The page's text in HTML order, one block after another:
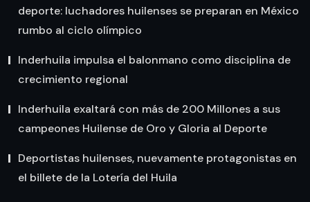
deporte: luchadores huilenses se preparan en México
rumbo al ciclo olímpico
Inderhuila impulsa el balonmano como disciplina de
crecimiento regional
Inderhuila exaltará con más de 200 Millones a sus
campeones Huilense de Oro y Gloria al Deporte
Deportistas huilenses, nuevamente protagonistas en
el billete de la Lotería del Huila